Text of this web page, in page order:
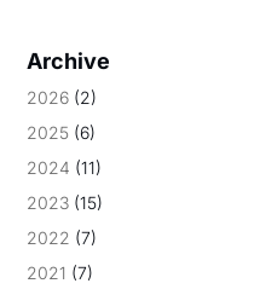
Archive
2026 (2)
2025 (6)
2024 (11)
2023 (15)
2022 (7)
2021 (7)